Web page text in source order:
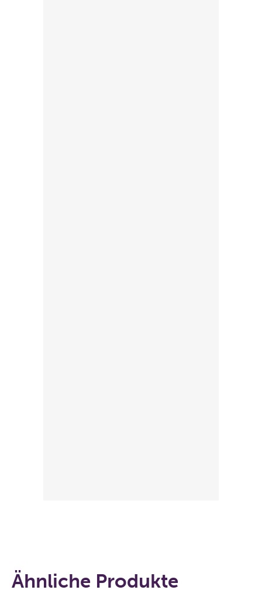
Ähnliche Produkte